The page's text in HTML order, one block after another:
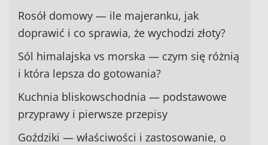
Rosół domowy — ile majeranku, jak
doprawić i co sprawia, że wychodzi złoty?
Sól himalajska vs morska — czym się różnią
i która lepsza do gotowania?
Kuchnia bliskowschodnia — podstawowe
przyprawy i pierwsze przepisy
Goździki — właściwości i zastosowanie, o